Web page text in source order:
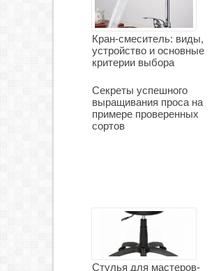
Кран-смеситель: виды,
устройство и основные
критерии выбора
Секреты успешного
выращивания проса на
примере проверенных
сортов
Стулья для мастеров-